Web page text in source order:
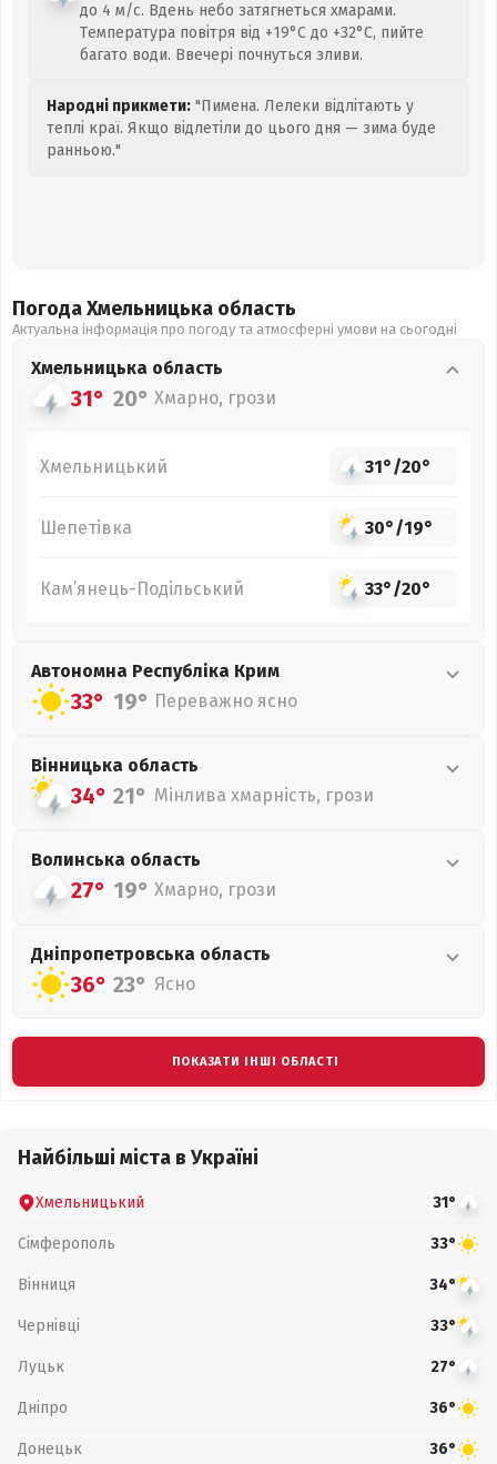
до 4 м/с. Вдень небо затягнеться хмарами.
Температура повітря від +19°C до +32°C, пийте
багато води. Ввечері почнуться зливи.
Народні прикмети: "Пимена. Лелеки відлітають у
теплі краї. Якщо відлетіли до цього дня — зима буде
ранньою."
Погода Хмельницька область
Актуальна інформація про погоду та атмосферні умови на сьогодні
Хмельницька область
31° 20° Хмарно, грози
Хмельницький 31°/20°
Шепетівка 30°/19°
Кам’янець-Подільський 33°/20°
Автономна Республіка Крим
33° 19° Переважно ясно
Вінницька область
34° 21° Мінлива хмарність, грози
Волинська область
27° 19° Хмарно, грози
Дніпропетровська область
36° 23° Ясно
ПОКАЗАТИ ІНШІ ОБЛАСТІ
Найбільші міста в Україні
Хмельницький 31°
Сімферополь 33°
Вінниця 34°
Чернівці 33°
Луцьк 27°
Дніпро 36°
Донецьк 36°